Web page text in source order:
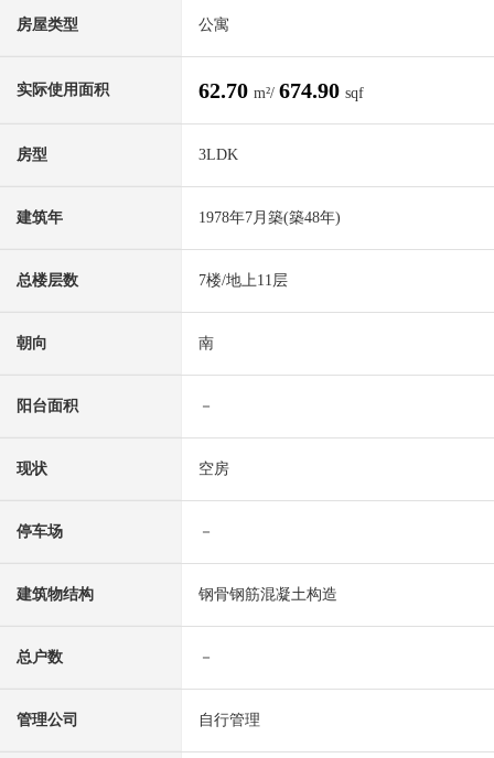
房屋类型 公寓
实际使用面积 62.70 m²/ 674.90 sqf
房型 3LDK
建筑年 1978年7月築(築48年)
总楼层数 7楼/地上11层
朝向 南
阳台面积 －
现状 空房
停车场 －
建筑物结构 钢骨钢筋混凝土构造
总户数 －
管理公司 自行管理